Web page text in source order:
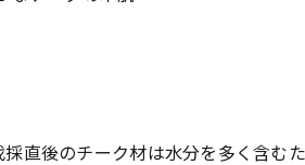
直後のチーク材は水分を多く含む